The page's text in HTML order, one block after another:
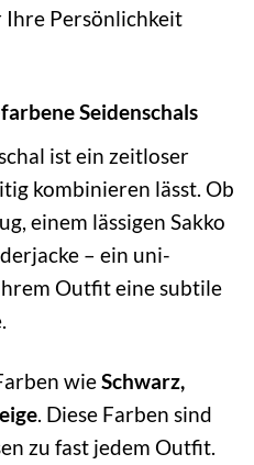
Ihre Persönlichkeit
Seidenschals
ist ein zeitloser
kombinieren lässt. Ob
einem lässigen Sakko
– ein uni-
Outfit eine subtile
wieSchwarz,
. Diese Farben sind
zu fast jedem Outfit.